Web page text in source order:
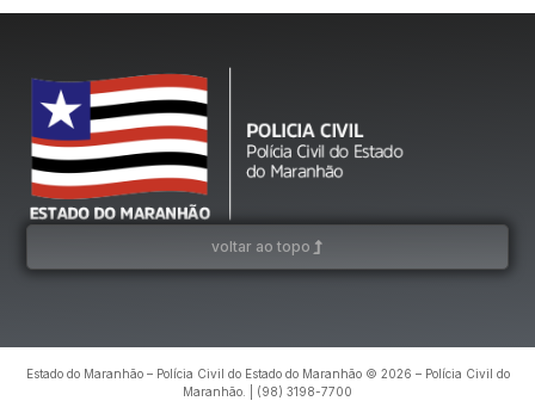
voltar ao topo
Estado do Maranhão – Polícia Civil do Estado do Maranhão © 2026 – Polícia Civil do
Maranhão. | (98) 3198-7700